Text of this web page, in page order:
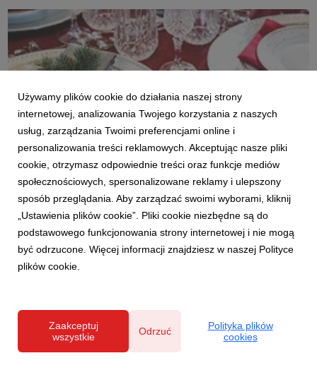
grafika| 5,62 MB
0T5A9944.jpg
Używamy plików cookie do działania naszej strony
internetowej, analizowania Twojego korzystania z naszych
usług, zarządzania Twoimi preferencjami online i
personalizowania treści reklamowych. Akceptując nasze pliki
cookie, otrzymasz odpowiednie treści oraz funkcje mediów
społecznościowych, spersonalizowane reklamy i ulepszony
sposób przeglądania. Aby zarządzać swoimi wyborami, kliknij
„Ustawienia plików cookie”. Pliki cookie niezbędne są do
podstawowego funkcjonowania strony internetowej i nie mogą
być odrzucone. Więcej informacji znajdziesz w naszej Polityce
plików cookie.
Zaakceptuj
wszystkie
Odrzuć
Polityka plików
cookies